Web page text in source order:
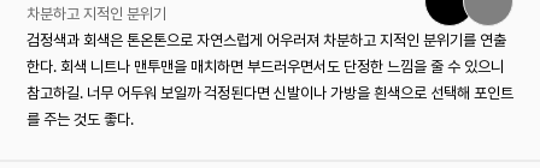
차분하고 지적인 분위기
검정색과 회색은 톤온톤으로 자연스럽게 어우러져 차분하고 지적인 분위기를 연출
한다. 회색 니트나 맨투맨을 매치하면 부드러우면서도 단정한 느낌을 줄 수 있으니
참고하길. 너무 어두워 보일까 걱정된다면 신발이나 가방을 흰색으로 선택해 포인트
를 주는 것도 좋다.